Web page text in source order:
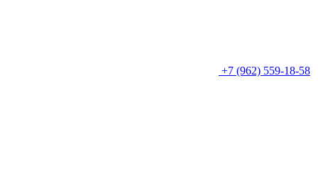
+7 (962) 559-18-58